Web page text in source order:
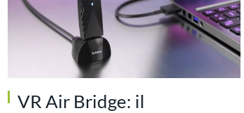
VR Air Bridge: il